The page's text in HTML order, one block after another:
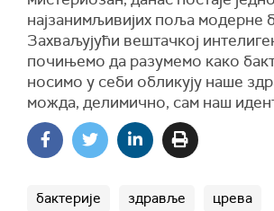
најзанимљивијих поља модерне
Захваљујући вештачкој
почињемо да разумемо како
носимо у себи обликују наше
можда, делимично, сам наш
бактерије здравље црева